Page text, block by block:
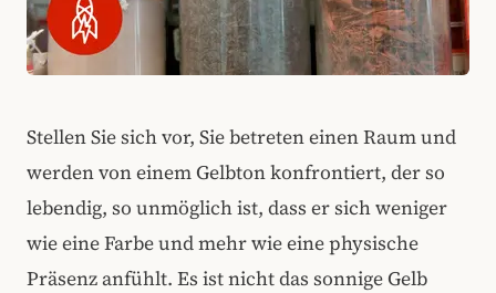
Stellen Sie sich vor, Sie betreten einen Raum und
werden von einem Gelbton konfrontiert, der so
lebendig, so unmöglich ist, dass er sich weniger
wie eine Farbe und mehr wie eine physische
Präsenz anfühlt. Es ist nicht das sonnige Gelb